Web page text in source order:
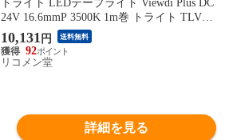
トライト LEDテープライト Viewdi Plus DC
24V 16.6mmP 3500K 1m巻 トライト TLVD3
5216.6P1 工事 照明用品 作業灯 照明用品 照
明器具【送料無料】
10,131 円 送料無料
92
リコメン堂
詳細を見る